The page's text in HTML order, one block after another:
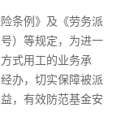
条例》及《劳务派
）等规定，为进一
式用工的业务承
办，切实保障被派
，有效防范基金安